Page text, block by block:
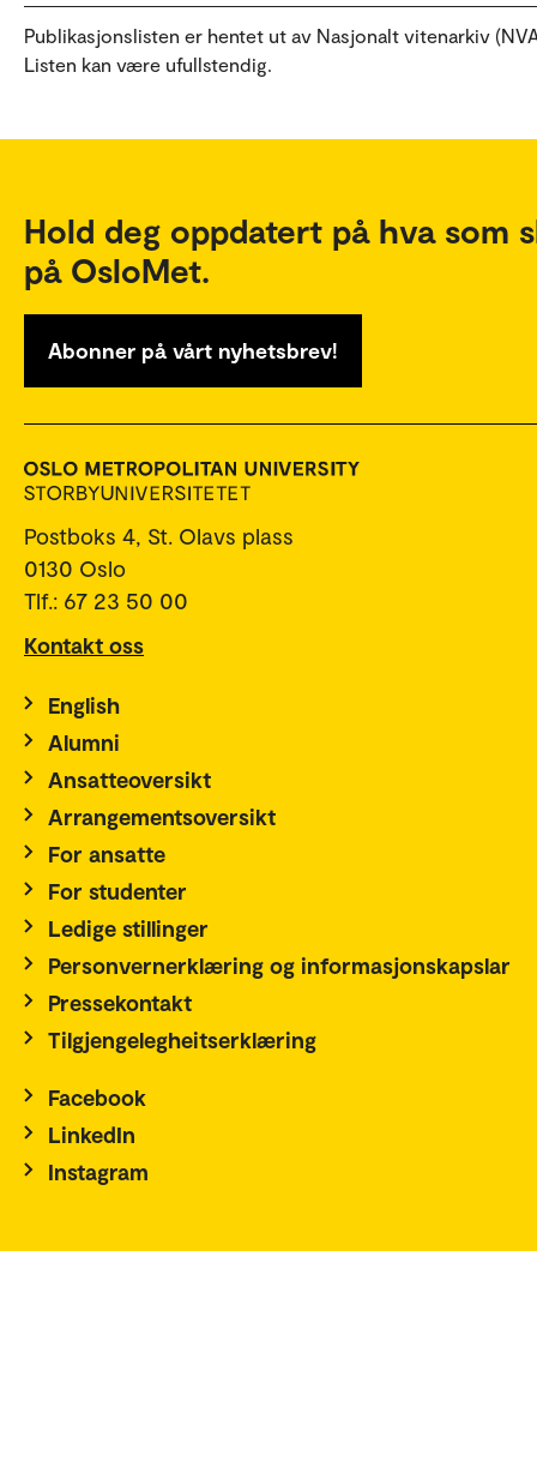
Publikasjonslisten er hentet ut av Nasjonalt vitenarkiv
Listen kan være ufullstendig.
Hold deg oppdatert på hva som
på OsloMet.
Abonner på vårt nyhetsbrev!
Postboks 4, St. Olavs plass
0130 Oslo
Tlf.: 67 23 50 00
Kontakt oss
English
Alumni
Ansatteoversikt
Arrangementsoversikt
For ansatte
For studenter
Ledige stillinger
Personvernerklæring og informasjonskapslar
Pressekontakt
Tilgjengelegheitserklæring
Facebook
LinkedIn
Instagram